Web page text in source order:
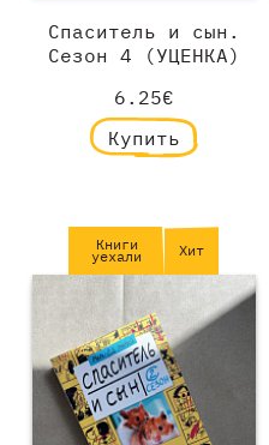
Спаситель и сын.
Сезон 4 (УЦЕНКА)
6.25€
Купить
Книги
уехали Хит